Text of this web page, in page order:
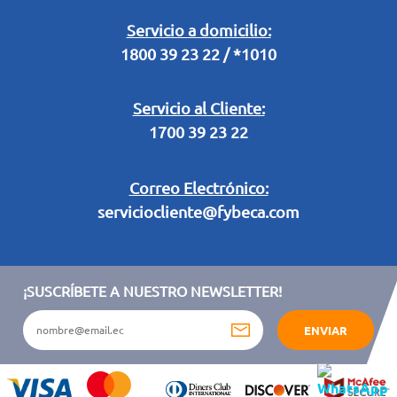
Servicio a domicilio:
1800 39 23 22 / *1010
Servicio al Cliente:
1700 39 23 22
Correo Electrónico:
serviciocliente@fybeca.com
Legal Campaña Produbanco
Términos y condiciones sorteo partido de fútbol "Tu ídolo"
¡SUSCRÍBETE A NUESTRO NEWSLETTER!
ENVIAR